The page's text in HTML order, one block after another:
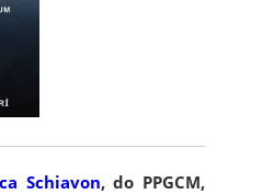
Schiavon, do PPGCM,